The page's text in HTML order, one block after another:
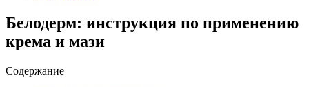
Белодерм: инструкция по применению
крема и мази
Содержание